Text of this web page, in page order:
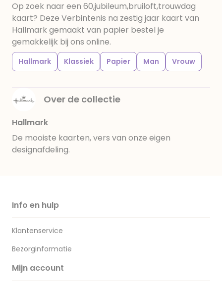
Op zoek naar een 60,jubileum,bruiloft,trouwdag
kaart? Deze Verbintenis na zestig jaar kaart van
Hallmark gemaakt van papier bestel je
gemakkelijk bij ons online.
Hallmark Klassiek Papier Man Vrouw
Over de collectie
Hallmark
De mooiste kaarten, vers van onze eigen
designafdeling.
Info en hulp
Klantenservice
Bezorginformatie
Mijn account